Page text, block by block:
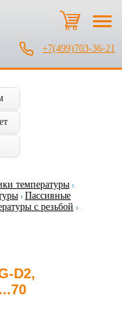
+7(499)703-36-21
температуры
Пассивные
с резьбой
D2,